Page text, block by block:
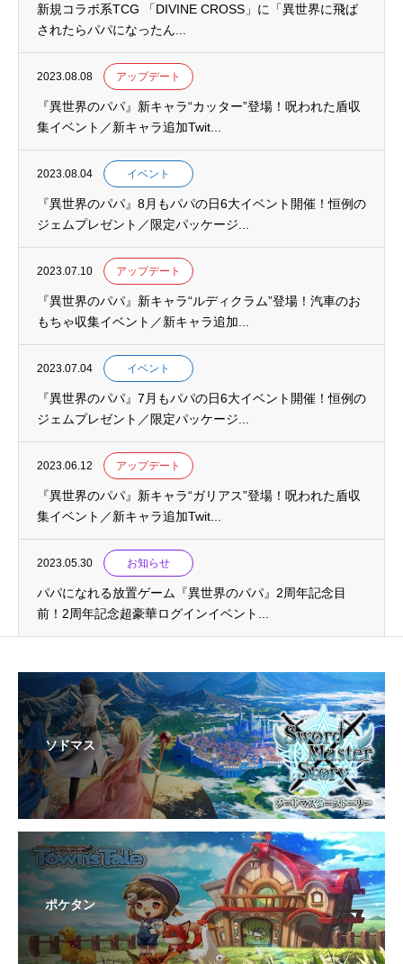
新規コラボ系TCG 「DIVINE CROSS」に「異世界に飛ば
されたらパパになったん...
2023.08.08 アップデート
『異世界のパパ』新キャラ“カッター”登場！呪われた盾収
集イベント／新キャラ追加Twit...
2023.08.04 イベント
『異世界のパパ』8月もパパの日6大イベント開催！恒例の
ジェムプレゼント／限定パッケージ...
2023.07.10 アップデート
『異世界のパパ』新キャラ“ルディクラム”登場！汽車のお
もちゃ収集イベント／新キャラ追加...
2023.07.04 イベント
『異世界のパパ』7月もパパの日6大イベント開催！恒例の
ジェムプレゼント／限定パッケージ...
2023.06.12 アップデート
『異世界のパパ』新キャラ“ガリアス”登場！呪われた盾収
集イベント／新キャラ追加Twit...
2023.05.30 お知らせ
パパになれる放置ゲーム『異世界のパパ』2周年記念目
前！2周年記念超豪華ログインイベント...
ソドマス
ポケタン